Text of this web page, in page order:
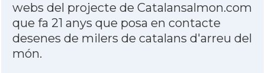
webs del projecte de Catalansalmon.com
que fa 21 anys que posa en contacte
desenes de milers de catalans d'arreu del
món.